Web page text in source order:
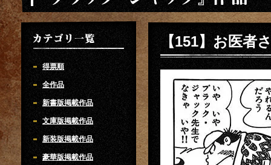
「ブラック・ジャック」
得票順
全作品
新書版掲載作品
文庫版掲載作品
新装版掲載作品
豪華版掲載作品
【151】お医者